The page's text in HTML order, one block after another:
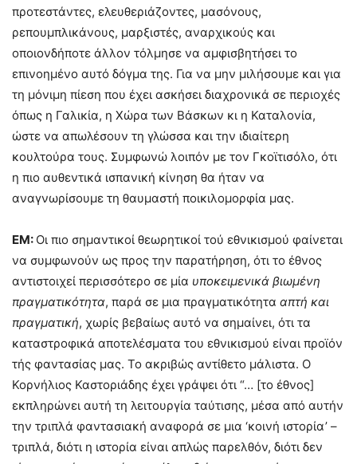
προτεστάντες, ελευθεριάζοντες, μασόνους,
ρεπουμπλικάνους, μαρξιστές, αναρχικούς και
οποιονδήποτε άλλον τόλμησε να αμφισβητήσει το
επινοημένο αυτό δόγμα της. Για να μην μιλήσουμε και για
τη μόνιμη πίεση που έχει ασκήσει διαχρονικά σε περιοχές
όπως η Γαλικία, η Χώρα των Βάσκων κι η Καταλονία,
ώστε να απωλέσουν τη γλώσσα και την ιδιαίτερη
κουλτούρα τους. Συμφωνώ λοιπόν με τον Γκοϊτισόλο, ότι
η πιο αυθεντικά ισπανική κίνηση θα ήταν να
αναγνωρίσουμε τη θαυμαστή ποικιλομορφία μας.
ΕΜ: Οι πιο σημαντικοί θεωρητικοί τού εθνικισμού φαίνεται
να συμφωνούν ως προς την παρατήρηση, ότι το έθνος
αντιστοιχεί περισσότερο σε μία υποκειμενικά βιωμένη
πραγματικότητα, παρά σε μια πραγματικότητα απτή και
πραγματική, χωρίς βεβαίως αυτό να σημαίνει, ότι τα
καταστροφικά αποτελέσματα του εθνικισμού είναι προϊόν
τής φαντασίας μας. Το ακριβώς αντίθετο μάλιστα. Ο
Κορνήλιος Καστοριάδης έχει γράψει ότι “… [το έθνος]
εκπληρώνει αυτή τη λειτουργία ταύτισης, μέσα από αυτήν
την τριπλά φαντασιακή αναφορά σε μια ‘κοινή ιστορία’ –
τριπλά, διότι η ιστορία είναι απλώς παρελθόν, διότι δεν